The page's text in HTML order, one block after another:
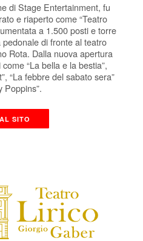
di Stage Entertainment, fu
e riaperto come “Teatro
a 1.500 posti e torre
di fronte al teatro
Rota. Dalla nuova apertura
“La bella e la bestia”,
“La febbre del sabato sera”
Poppins”.
SITO